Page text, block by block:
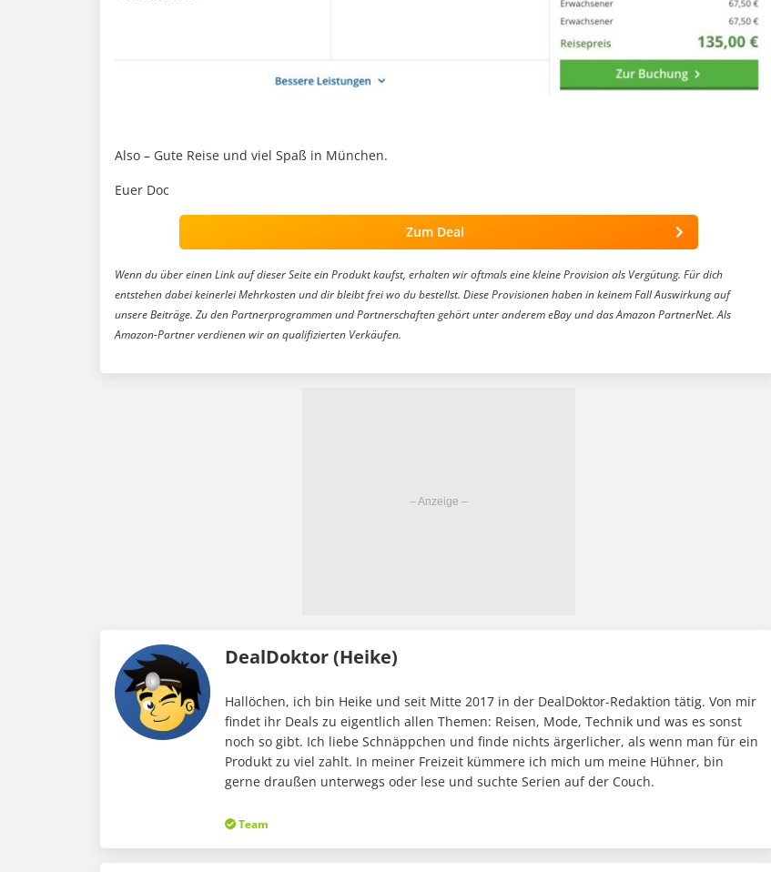
Also – Gute Reise und viel Spaß in München.
Euer Doc
Zum Deal
Wenn du über einen Link auf dieser Seite ein Produkt kaufst, erhalten wir oftmals eine kleine Provision als Vergütung. Für dich
entstehen dabei keinerlei Mehrkosten und dir bleibt frei wo du bestellst. Diese Provisionen haben in keinem Fall Auswirkung auf
unsere Beiträge. Zu den Partnerprogrammen und Partnerschaften gehört unter anderem eBay und das Amazon PartnerNet. Als
Amazon-Partner verdienen wir an qualifizierten Verkäufen.
DealDoktor (Heike)
Hallöchen, ich bin Heike und seit Mitte 2017 in der DealDoktor-Redaktion tätig. Von mir
findet ihr Deals zu eigentlich allen Themen: Reisen, Mode, Technik und was es sonst
noch so gibt. Ich liebe Schnäppchen und finde nichts ärgerlicher, als wenn man für ein
Produkt zu viel zahlt. In meiner Freizeit kümmere ich mich um meine Hühner, bin
gerne draußen unterwegs oder lese und suchte Serien auf der Couch.
Team